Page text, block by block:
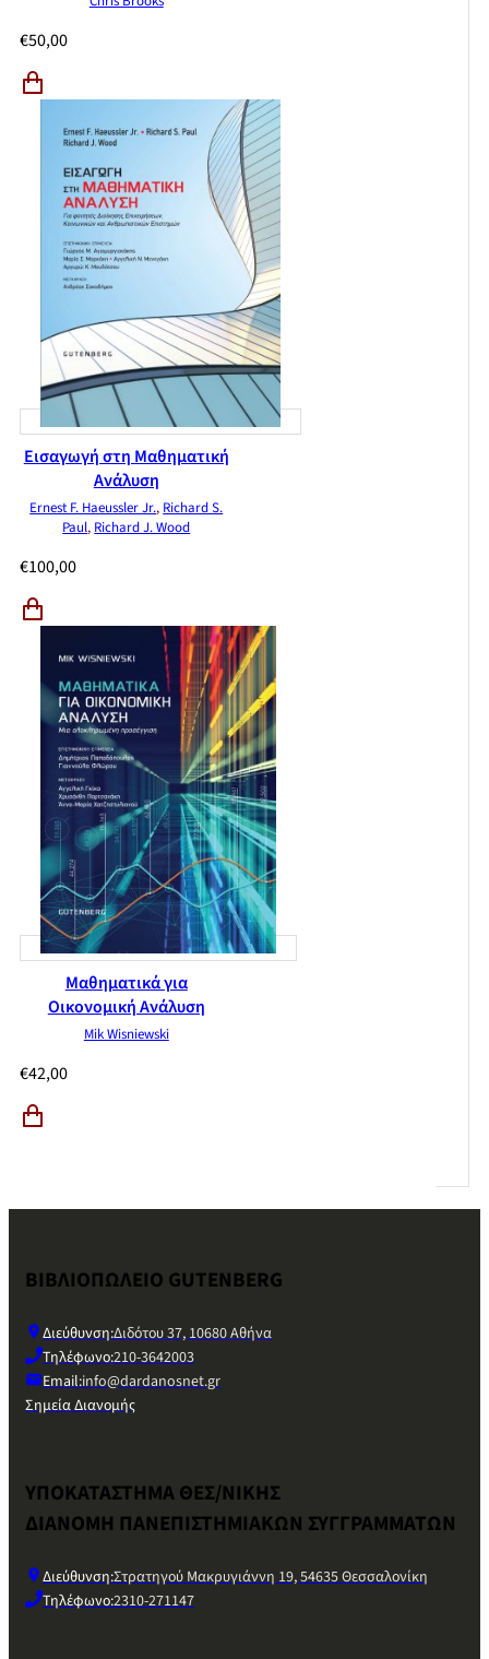
€50,00
Εισαγωγή στη Μαθηματική
Ανάλυση
Ernest F. Haeussler Jr., Richard S.
Paul, Richard J. Wood
€100,00
Μαθηματικά για
Οικονομική Ανάλυση
Mik Wisniewski
€42,00
ΒΙΒΛΙΟΠΩΛΕΙΟ GUTENBERG
Διεύθυνση:Διδότου 37, 10680 Αθήνα
Τηλέφωνο:210-3642003
Email:info@dardanosnet.gr
Σημεία Διανομής
ΥΠΟΚΑΤΑΣΤΗΜΑ ΘΕΣ/ΝΙΚΗΣ
ΔΙΑΝΟΜΗ ΠΑΝΕΠΙΣΤΗΜΙΑΚΩΝ ΣΥΓΓΡΑΜΜΑΤΩΝ
Διεύθυνση:Στρατηγού Μακρυγιάννη 19, 54635 Θεσσαλονίκη
Τηλέφωνο:2310-271147